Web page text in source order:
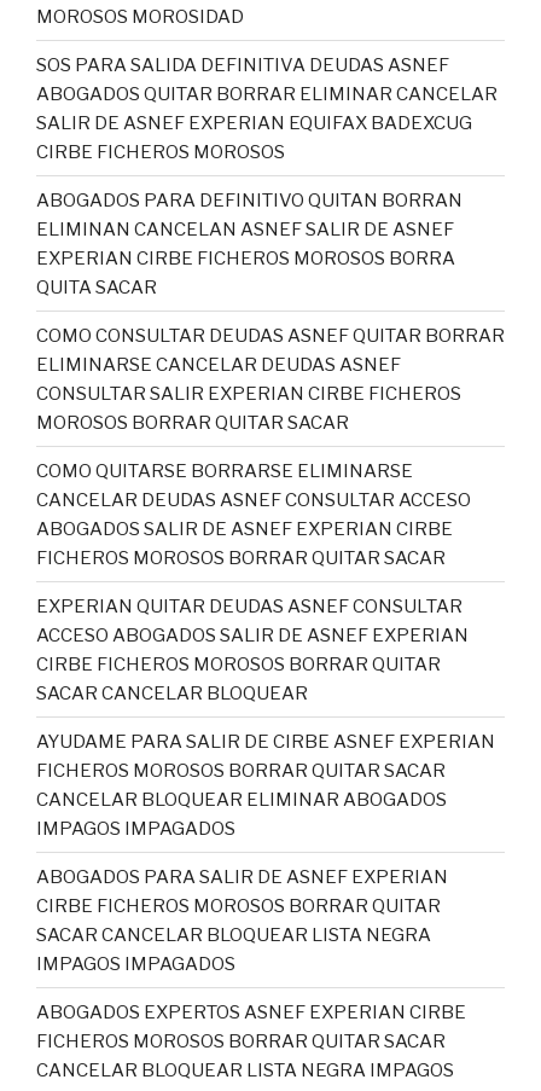
MOROSOS MOROSIDAD
SOS PARA SALIDA DEFINITIVA DEUDAS ASNEF
ABOGADOS QUITAR BORRAR ELIMINAR CANCELAR
SALIR DE ASNEF EXPERIAN EQUIFAX BADEXCUG
CIRBE FICHEROS MOROSOS
ABOGADOS PARA DEFINITIVO QUITAN BORRAN
ELIMINAN CANCELAN ASNEF SALIR DE ASNEF
EXPERIAN CIRBE FICHEROS MOROSOS BORRA
QUITA SACAR
COMO CONSULTAR DEUDAS ASNEF QUITAR BORRAR
ELIMINARSE CANCELAR DEUDAS ASNEF
CONSULTAR SALIR EXPERIAN CIRBE FICHEROS
MOROSOS BORRAR QUITAR SACAR
COMO QUITARSE BORRARSE ELIMINARSE
CANCELAR DEUDAS ASNEF CONSULTAR ACCESO
ABOGADOS SALIR DE ASNEF EXPERIAN CIRBE
FICHEROS MOROSOS BORRAR QUITAR SACAR
EXPERIAN QUITAR DEUDAS ASNEF CONSULTAR
ACCESO ABOGADOS SALIR DE ASNEF EXPERIAN
CIRBE FICHEROS MOROSOS BORRAR QUITAR
SACAR CANCELAR BLOQUEAR
AYUDAME PARA SALIR DE CIRBE ASNEF EXPERIAN
FICHEROS MOROSOS BORRAR QUITAR SACAR
CANCELAR BLOQUEAR ELIMINAR ABOGADOS
IMPAGOS IMPAGADOS
ABOGADOS PARA SALIR DE ASNEF EXPERIAN
CIRBE FICHEROS MOROSOS BORRAR QUITAR
SACAR CANCELAR BLOQUEAR LISTA NEGRA
IMPAGOS IMPAGADOS
ABOGADOS EXPERTOS ASNEF EXPERIAN CIRBE
FICHEROS MOROSOS BORRAR QUITAR SACAR
CANCELAR BLOQUEAR LISTA NEGRA IMPAGOS